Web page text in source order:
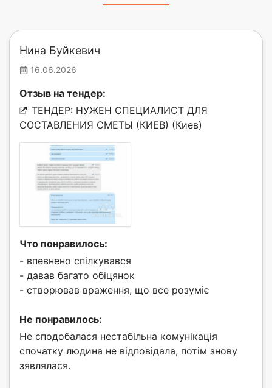
Нина Буйкевич
16.06.2026
Отзыв на тендер:
ТЕНДЕР: НУЖЕН СПЕЦИАЛИСТ ДЛЯ
СОСТАВЛЕНИЯ СМЕТЫ (КИЕВ) (Киев)
Что понравилось:
- впевнено спілкувався
- давав багато обіцянок
- створював враження, що все розуміє
Не понравилось:
Не сподобалася нестабільна комунікація
спочатку людина не відповідала, потім знову
зявлялася.